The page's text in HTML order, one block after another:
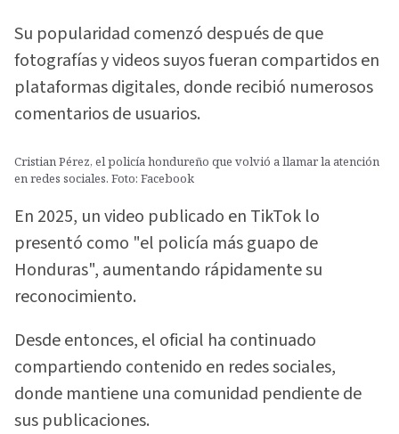
Su popularidad comenzó después de que
fotografías y videos suyos fueran compartidos en
plataformas digitales, donde recibió numerosos
comentarios de usuarios.
Cristian Pérez, el policía hondureño que volvió a llamar la atención
en redes sociales. Foto: Facebook
En 2025, un video publicado en TikTok lo
presentó como "el policía más guapo de
Honduras", aumentando rápidamente su
reconocimiento.
Desde entonces, el oficial ha continuado
compartiendo contenido en redes sociales,
donde mantiene una comunidad pendiente de
sus publicaciones.